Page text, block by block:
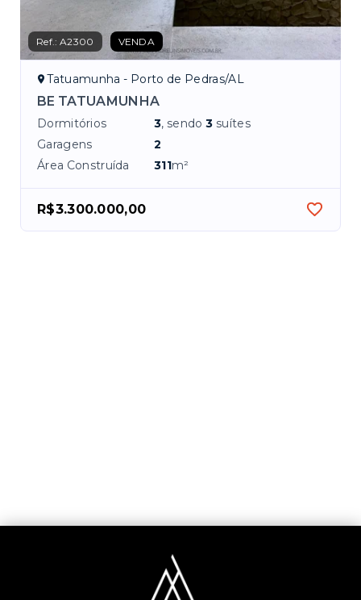
Ref.:A2300 VENDA
Tatuamunha - Porto de Pedras/AL
BE TATUAMUNHA
Dormitórios 3, sendo3 suítes
Garagens
2
Área Construída
311m²
R$3.300.000,00